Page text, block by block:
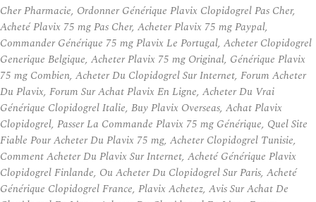
Cher Pharmacie, Ordonner Générique Plavix Clopidogrel Pas Cher,
Acheté Plavix 75 mg Pas Cher, Acheter Plavix 75 mg Paypal,
Commander Générique 75 mg Plavix Le Portugal, Acheter Clopidogrel
Generique Belgique, Acheter Plavix 75 mg Original, Générique Plavix
75 mg Combien, Acheter Du Clopidogrel Sur Internet, Forum Acheter
Du Plavix, Forum Sur Achat Plavix En Ligne, Acheter Du Vrai
Générique Clopidogrel Italie, Buy Plavix Overseas, Achat Plavix
Clopidogrel, Passer La Commande Plavix 75 mg Générique, Quel Site
Fiable Pour Acheter Du Plavix 75 mg, Acheter Clopidogrel Tunisie,
Comment Acheter Du Plavix Sur Internet, Acheté Générique Plavix
Clopidogrel Finlande, Ou Acheter Du Clopidogrel Sur Paris, Acheté
Générique Clopidogrel France, Plavix Achetez, Avis Sur Achat De